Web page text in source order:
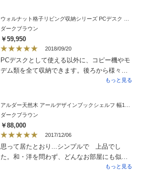
厚感もあり、大満足です。PCやプリンターが
全て収納出来るので、リビングがスッキリ片
付きました。
ダークブラウン
￥59,950
2018/09/20
PCデスクとして使える以外に、コピー機やモ
デム類を全て収納できます。後ろから様々な
コードを配線出来るように穴が開いているの
使い勝手抜群の商品です！
もっと見る
ダークブラウン
￥88,000
2017/12/06
思って居たとおり...シンプルで 上品でし
た。和・洋を問わず、どんなお部屋にも似合
うと思います。とても気に入りました。既存
もっと見る